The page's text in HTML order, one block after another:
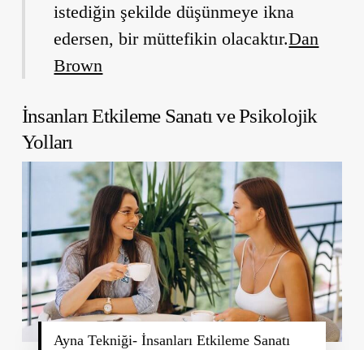
istediğin şekilde düşünmeye ikna
edersen, bir müttefikin olacaktır.Dan
Brown
İnsanları Etkileme Sanatı ve Psikolojik
Yolları
Ayna Tekniği- İnsanları Etkileme Sanatı